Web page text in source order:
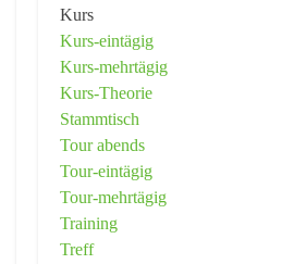
Kurs
Kurs-eintägig
Kurs-mehrtägig
Kurs-Theorie
Stammtisch
Tour abends
Tour-eintägig
Tour-mehrtägig
Training
Treff